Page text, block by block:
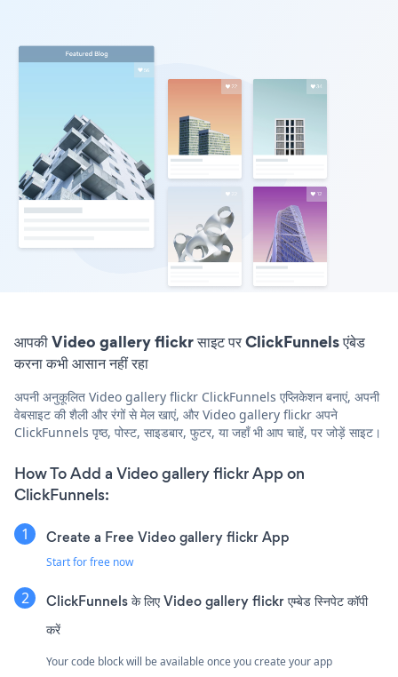
आपकी Video gallery flickr साइट पर ClickFunnels एंबेड
करना कभी आसान नहीं रहा
अपनी अनुकूलित Video gallery flickr ClickFunnels एप्लिकेशन बनाएं, अपनी
वेबसाइट की शैली और रंगों से मेल खाएं, और Video gallery flickr अपने
ClickFunnels पृष्ठ, पोस्ट, साइडबार, फुटर, या जहाँ भी आप चाहें, पर जोड़ें साइट।
How To Add a Video gallery flickr App on
ClickFunnels:
Create a Free Video gallery flickr App
Start for free now
ClickFunnels के लिए Video gallery flickr एम्बेड स्निपेट कॉपी
करें
Your code block will be available once you create your app